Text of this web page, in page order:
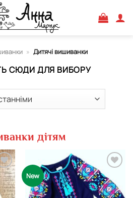
» Дитячі вишиванки
СЮДИ ДЛЯ ВИБОРУ
дітям
у
New
Додати
виріб у
вибране